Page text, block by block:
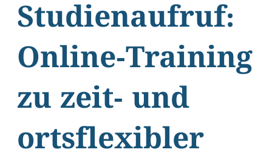
Studienaufruf:
Online-Training
zu zeit- und
ortsflexibler